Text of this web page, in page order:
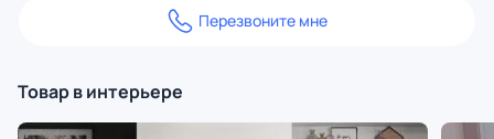
Перезвоните мне
Товар в интерьере